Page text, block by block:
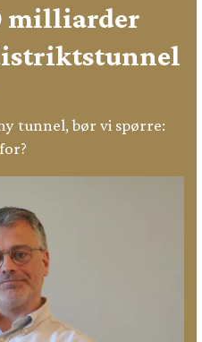
milliarder
tunnel, bør vi spørre: